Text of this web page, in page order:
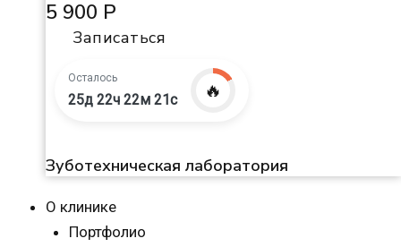
5 900 Р
Записаться
Осталось
25д 22ч 22м 20с 🔥
Зуботехническая лаборатория
О клинике
Портфолио